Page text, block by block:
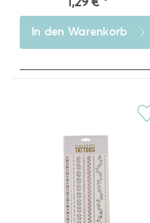
In den Warenkorb